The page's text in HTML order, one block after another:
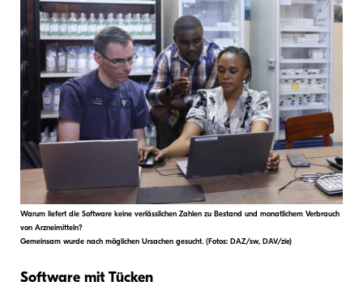
Warum liefert die Software keine verlässlichen Zahlen zu Bestand und monatlichem Verbrauch
von Arzneimitteln?
Gemeinsam wurde nach möglichen Ursachen gesucht. (Fotos: DAZ/sw, DAV/zie)
Software mit Tücken